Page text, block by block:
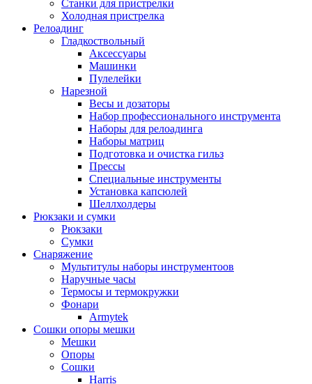
Станки для пристрелки
Холодная пристрелка
Релоадинг
Гладкоствольный
Аксессуары
Машинки
Пулелейки
Нарезной
Весы и дозаторы
Набор профессионального инструмента
Наборы для релоадинга
Наборы матриц
Подготовка и очистка гильз
Прессы
Специальные инструменты
Установка капсюлей
Шеллхолдеры
Рюкзаки и сумки
Рюкзаки
Сумки
Снаряжение
Мультитулы наборы инструментоов
Наручные часы
Термосы и термокружки
Фонари
Armytek
Сошки опоры мешки
Мешки
Опоры
Сошки
Harris